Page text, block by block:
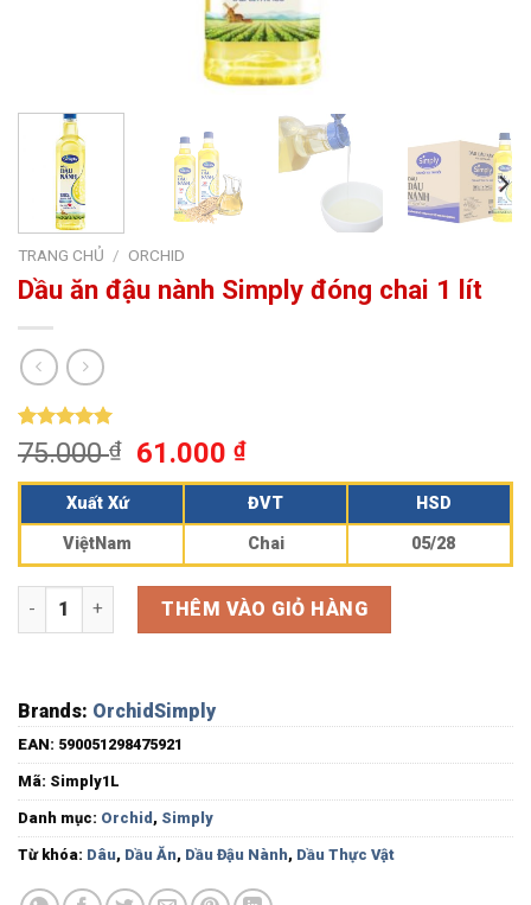
TRANG CHỦ / ORCHID
Dầu ăn đậu nành Simply đóng chai 1 lít
5.00 trên 5
dựa trên
1
đánh giá
75.000₫ 61.000₫
Xuất Xứ ĐVT
HSD
ViệtNam
Chai 05/28
Dầu ăn đậu nành Simply đóng chai 1 lít số lượng
THÊM VÀO GIỎ HÀNG
Brands: OrchidSimply
EAN: 590051298475921
Mã: Simply1L
Danh mục: Orchid, Simply
Từ khóa: Dâu, Dầu Ăn, Dầu Đậu Nành, Dầu Thực Vật